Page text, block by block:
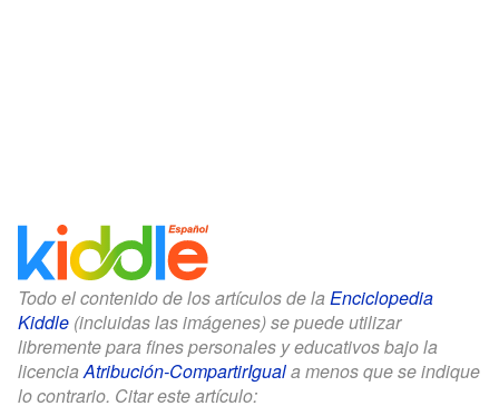
Todo el contenido de los artículos de la Enciclopedia
Kiddle (incluidas las imágenes) se puede utilizar
libremente para fines personales y educativos bajo la
licenciaAtribución-CompartirIguala menos que se indique
lo contrario. Citar este artículo: